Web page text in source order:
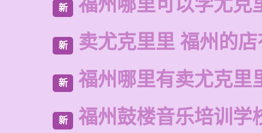
新 福州哪里可以学尤克
新 卖尤克里里 福州的
新 福州哪里有卖尤克里
新 福州鼓楼音乐培训学